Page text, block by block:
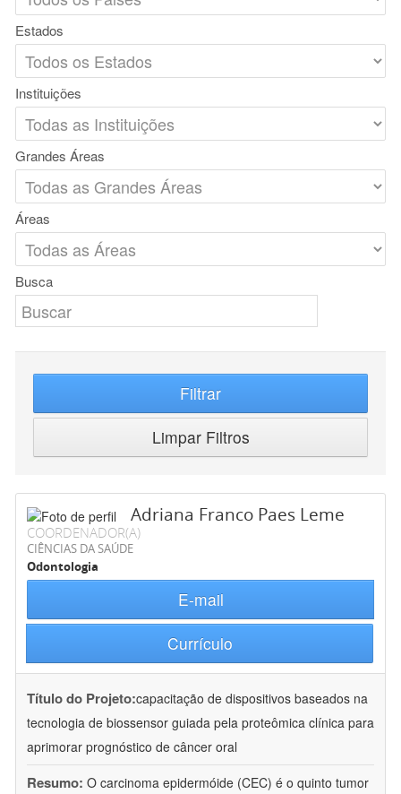
Estados
Instituições
Grandes Áreas
Áreas
Busca
Filtrar
Limpar Filtros
Adriana Franco Paes Leme
COORDENADOR(A)
CIÊNCIAS DA SAÚDE
Odontologia
E-mail
Currículo
Título do Projeto:capacitação de dispositivos baseados na
tecnologia de biossensor guiada pela proteômica clínica para
aprimorar prognóstico de câncer oral
Resumo: O carcinoma epidermóide (CEC) é o quinto tumor